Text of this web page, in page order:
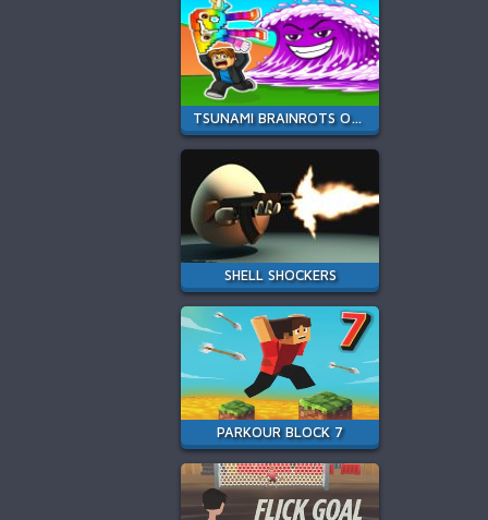
TSUNAMI BRAINROTS ONLINE
SHELL SHOCKERS
PARKOUR BLOCK 7